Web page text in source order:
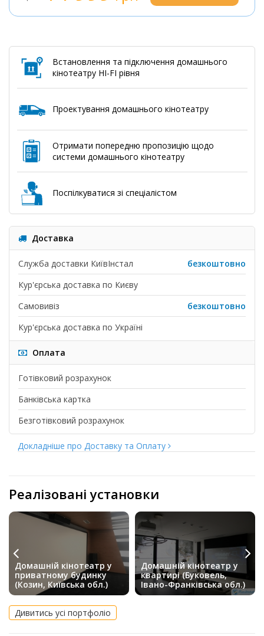
Встановлення та підключення домашнього
кінотеатру HI-FI рівня
Проектування домашнього кінотеатру
Отримати попередню пропозицію щодо
системи домашнього кінотеатру
Поспілкуватися зі спеціалістом
Доставка
Служба доставки КиївІнстал
безкоштовно
Кур'єрська доставка по Києву
Самовивіз
безкоштовно
Кур'єрська доставка по Україні
Оплата
Готівковий розрахунок
Банківська картка
Безготівковий розрахунок
Докладніше про Доставку та Оплату
Реалізовані установки
Домашній кінотеатр у
приватному будинку
(Козин, Київська обл.)
Домашній кінотеатр у
квартирі (Буковель,
Івано-Франківська обл.)
Дивитись усі портфоліо